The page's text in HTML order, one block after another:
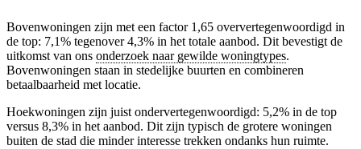
Bovenwoningen zijn met een factor 1,65 oververtegenwoordigd in
de top: 7,1% tegenover 4,3% in het totale aanbod. Dit bevestigt de
uitkomst van ons onderzoek naar gewilde woningtypes.
Bovenwoningen staan in stedelijke buurten en combineren
betaalbaarheid met locatie.
Hoekwoningen zijn juist ondervertegenwoordigd: 5,2% in de top
versus 8,3% in het aanbod. Dit zijn typisch de grotere woningen
buiten de stad die minder interesse trekken ondanks hun ruimte.